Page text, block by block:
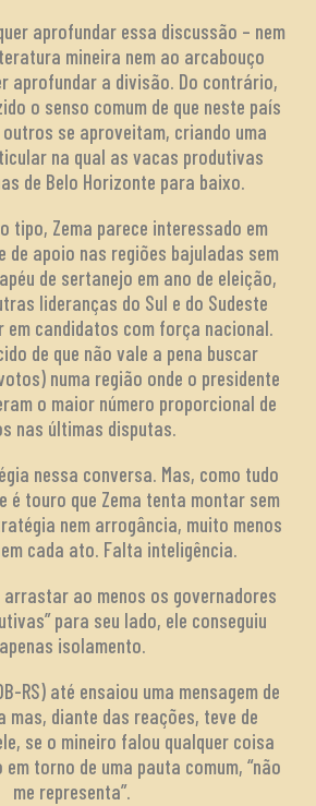
aprofundar essa discussão – nem
mineira nem ao arcabouço
aprofundar a divisão. Do contrário,
o senso comum de que neste país
se aproveitam, criando uma
na qual as vacas produtivas
de Belo Horizonte para baixo.
tipo, Zema parece interessado em
de apoio nas regiões bajuladas sem
de sertanejo em ano de eleição,
lideranças do Sul e do Sudeste
em candidatos com força nacional.
de que não vale a pena buscar
numa região onde o presidente
o maior número proporcional de
nas últimas disputas.
nessa conversa. Mas, como tudo
é touro que Zema tenta montar sem
nem arrogância, muito menos
cada ato. Falta inteligência.
arrastar ao menos os governadores
para seu lado, ele conseguiu
apenas isolamento.
RS) até ensaiou uma mensagem de
mas, diante das reações, teve de
se o mineiro falou qualquer coisa
torno de uma pauta comum, “não
me representa”.